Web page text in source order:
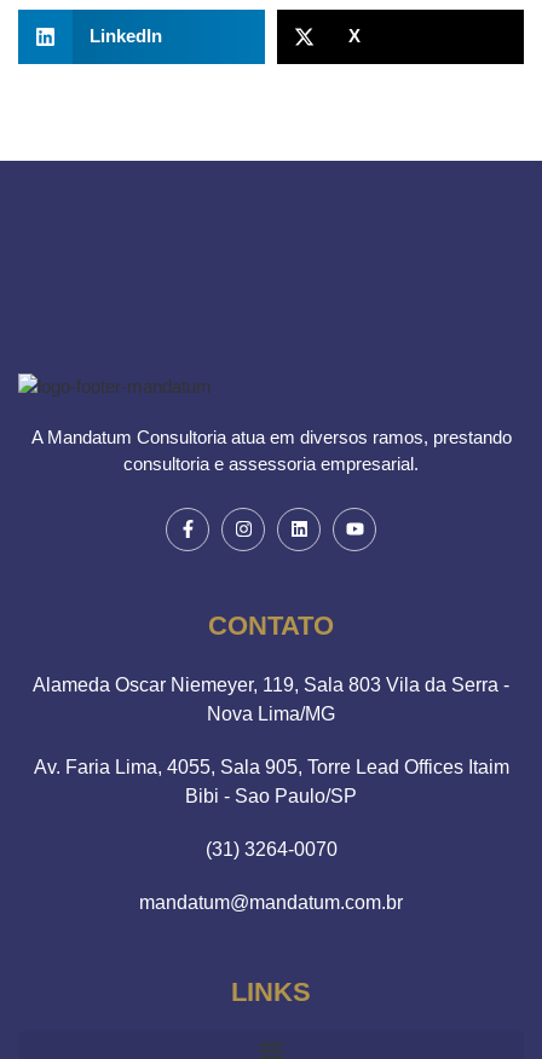
LinkedIn X
A Mandatum Consultoria atua em diversos ramos, prestando
consultoria e assessoria empresarial.
CONTATO
Alameda Oscar Niemeyer, 119, Sala 803 Vila da Serra -
Nova Lima/MG
Av. Faria Lima, 4055, Sala 905, Torre Lead Offices Itaim
Bibi - Sao Paulo/SP
(31) 3264-0070
mandatum@mandatum.com.br
LINKS